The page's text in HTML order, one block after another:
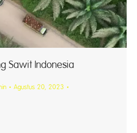
Sawit Indonesia
Agustus 20, 2023